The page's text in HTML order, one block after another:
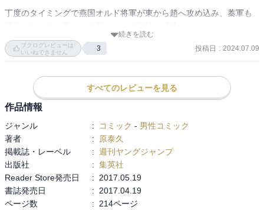
丁度のタイミングで燕国オルド将軍が東から趙へ攻め込み、蓁軍も
この先が気になる、久しぶりの大戦。
続きを読む
ブクログレビューは
いいねできません
3 投稿日 : 2024.07.09
すべてのレビューを見る
作品情報
ジャンル : コミック - 男性コミック
著者
:
原泰久
掲載誌・レーベル
: 週刊ヤングジャンプ
出版社
: 集英社
Reader Store発売日
:
2017.05.19
書誌発売日
:
2017.04.19
ページ数
:
214ページ